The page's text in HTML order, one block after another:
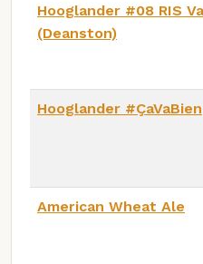
Hooglander #08 RIS
(Deanston)
Hooglander #ÇaVaBien
American Wheat Ale